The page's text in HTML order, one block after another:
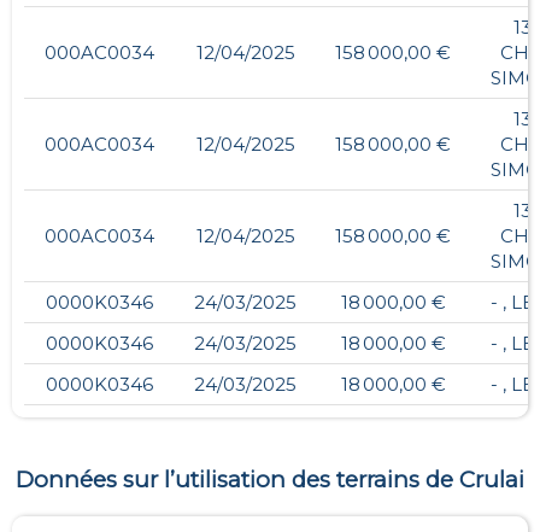
000AC0034 12/04/2025 158 000,00 €
000AC0034 12/04/2025 158 000,00 €
000AC0034 12/04/2025 158 000,00 €
0000K0346
24/03/2025 18 000,00 €
- ,
0000K0346
24/03/2025 18 000,00 €
- ,
0000K0346
24/03/2025 18 000,00 € - ,
Données sur l’utilisation des terrains de Crulai